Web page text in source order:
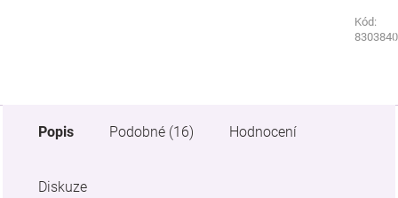
Kód:
Kód:
Popis Podobné (16) Hodnocení
Diskuze